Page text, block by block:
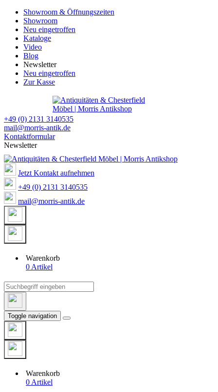
Showroom & Öffnungszeiten
Showroom
Neu eingetroffen
Kataloge
Video
Blog
Newsletter
Neu eingetroffen
Zur Kasse
+49 (0) 2131 3140535
mail@morris-antik.de
Kontaktformular
Newsletter
Jetzt Kontakt aufnehmen
+49 (0) 2131 3140535
mail@morris-antik.de
Warenkorb
0 Artikel
Toggle navigation
Warenkorb
0 Artikel